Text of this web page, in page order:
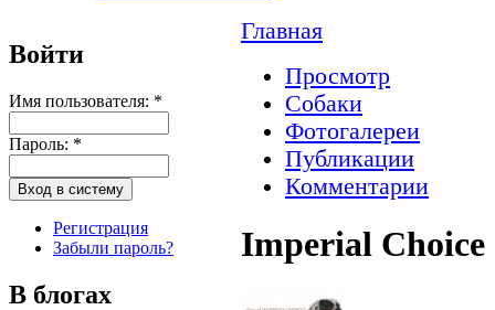
Войти
Имя пользователя: *
Пароль: *
Регистрация
Забыли пароль?
В блогах
Главная
Просмотр
Собаки
Фотогалереи
Публикации
Комментарии
Imperial Choice